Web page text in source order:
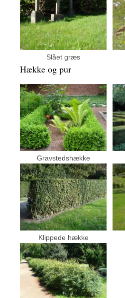
Slået græs
Hække og pur
Gravstedshække
Klippede hække